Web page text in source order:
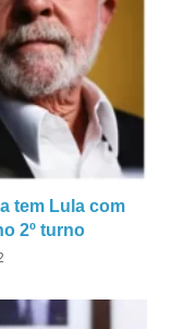
tem Lula com
2º turno